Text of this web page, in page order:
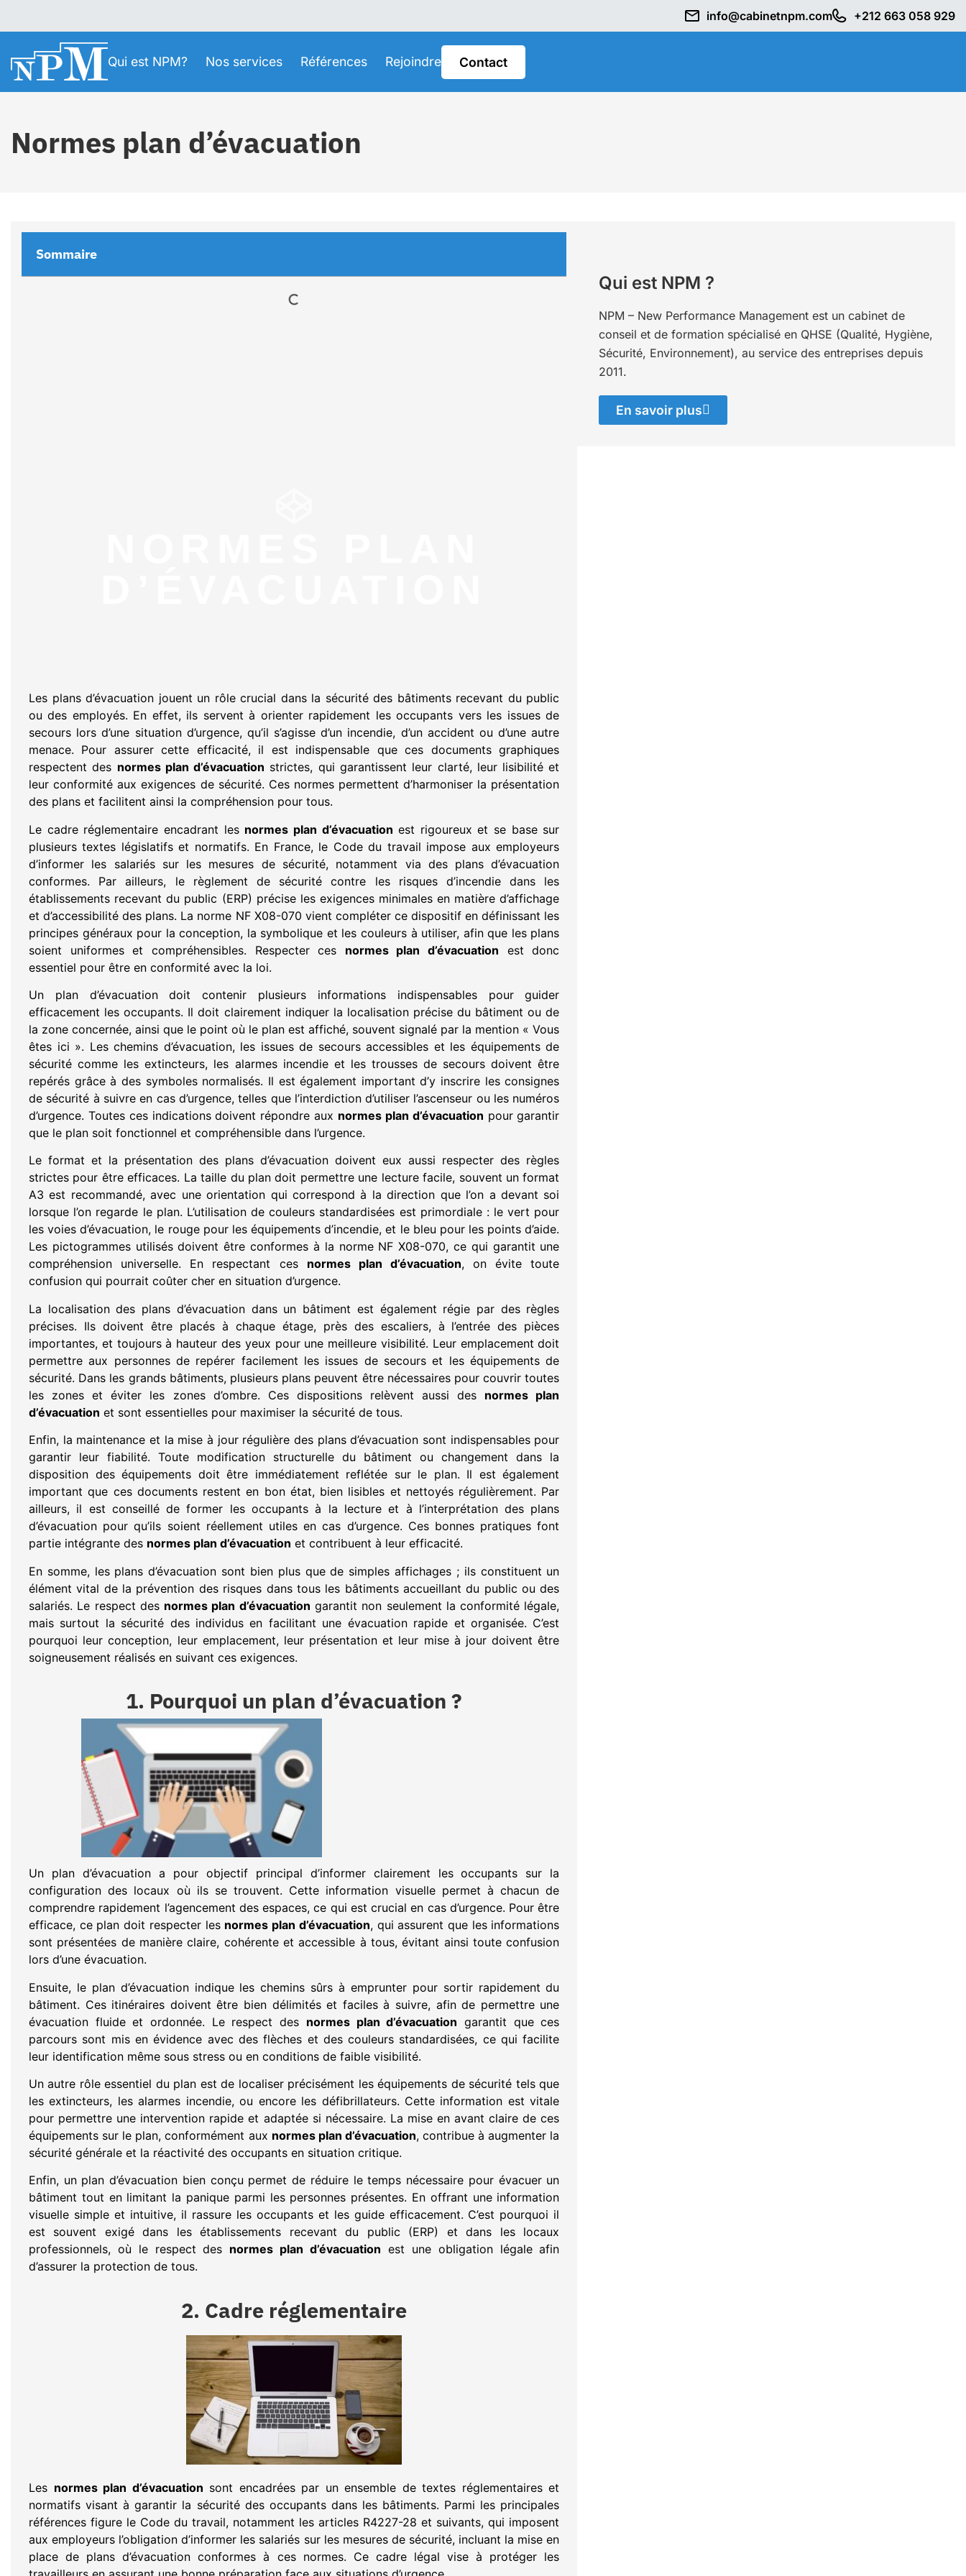
info@cabinetnpm.com +212 663 058 929
Qui est NPM? Nos services Références Rejoindre Contact
Normes plan d’évacuation
Sommaire
Les plans d’évacuation jouent un rôle crucial dans la sécurité des bâtiments recevant du public
ou des employés. En effet, ils servent à orienter rapidement les occupants vers les issues de
secours lors d’une situation d’urgence, qu’il s’agisse d’un incendie, d’un accident ou d’une autre
menace. Pour assurer cette efficacité, il est indispensable que ces documents graphiques
respectent des normes plan d’évacuation strictes, qui garantissent leur clarté, leur lisibilité et
leur conformité aux exigences de sécurité. Ces normes permettent d’harmoniser la présentation
des plans et facilitent ainsi la compréhension pour tous.
Le cadre réglementaire encadrant les normes plan d’évacuation est rigoureux et se base sur
plusieurs textes législatifs et normatifs. En France, le Code du travail impose aux employeurs
d’informer les salariés sur les mesures de sécurité, notamment via des plans d’évacuation
conformes. Par ailleurs, le règlement de sécurité contre les risques d’incendie dans les
établissements recevant du public (ERP) précise les exigences minimales en matière d’affichage
et d’accessibilité des plans. La norme NF X08-070 vient compléter ce dispositif en définissant les
principes généraux pour la conception, la symbolique et les couleurs à utiliser, afin que les plans
soient uniformes et compréhensibles. Respecter ces normes plan d’évacuation est donc
essentiel pour être en conformité avec la loi.
Un plan d’évacuation doit contenir plusieurs informations indispensables pour guider
efficacement les occupants. Il doit clairement indiquer la localisation précise du bâtiment ou de
la zone concernée, ainsi que le point où le plan est affiché, souvent signalé par la mention « Vous
êtes ici ». Les chemins d’évacuation, les issues de secours accessibles et les équipements de
sécurité comme les extincteurs, les alarmes incendie et les trousses de secours doivent être
repérés grâce à des symboles normalisés. Il est également important d’y inscrire les consignes
de sécurité à suivre en cas d’urgence, telles que l’interdiction d’utiliser l’ascenseur ou les numéros
d’urgence. Toutes ces indications doivent répondre aux normes plan d’évacuation pour garantir
que le plan soit fonctionnel et compréhensible dans l’urgence.
Le format et la présentation des plans d’évacuation doivent eux aussi respecter des règles
strictes pour être efficaces. La taille du plan doit permettre une lecture facile, souvent un format
A3 est recommandé, avec une orientation qui correspond à la direction que l’on a devant soi
lorsque l’on regarde le plan. L’utilisation de couleurs standardisées est primordiale : le vert pour
les voies d’évacuation, le rouge pour les équipements d’incendie, et le bleu pour les points d’aide.
Les pictogrammes utilisés doivent être conformes à la norme NF X08-070, ce qui garantit une
compréhension universelle. En respectant ces normes plan d’évacuation, on évite toute
confusion qui pourrait coûter cher en situation d’urgence.
La localisation des plans d’évacuation dans un bâtiment est également régie par des règles
précises. Ils doivent être placés à chaque étage, près des escaliers, à l’entrée des pièces
importantes, et toujours à hauteur des yeux pour une meilleure visibilité. Leur emplacement doit
permettre aux personnes de repérer facilement les issues de secours et les équipements de
sécurité. Dans les grands bâtiments, plusieurs plans peuvent être nécessaires pour couvrir toutes
les zones et éviter les zones d’ombre. Ces dispositions relèvent aussi des normes plan
d’évacuation et sont essentielles pour maximiser la sécurité de tous.
Enfin, la maintenance et la mise à jour régulière des plans d’évacuation sont indispensables pour
garantir leur fiabilité. Toute modification structurelle du bâtiment ou changement dans la
disposition des équipements doit être immédiatement reflétée sur le plan. Il est également
important que ces documents restent en bon état, bien lisibles et nettoyés régulièrement. Par
ailleurs, il est conseillé de former les occupants à la lecture et à l’interprétation des plans
d’évacuation pour qu’ils soient réellement utiles en cas d’urgence. Ces bonnes pratiques font
partie intégrante des normes plan d’évacuation et contribuent à leur efficacité.
En somme, les plans d’évacuation sont bien plus que de simples affichages ; ils constituent un
élément vital de la prévention des risques dans tous les bâtiments accueillant du public ou des
salariés. Le respect des normes plan d’évacuation garantit non seulement la conformité légale,
mais surtout la sécurité des individus en facilitant une évacuation rapide et organisée. C’est
pourquoi leur conception, leur emplacement, leur présentation et leur mise à jour doivent être
soigneusement réalisés en suivant ces exigences.
1. Pourquoi un plan d’évacuation ?
Un plan d’évacuation a pour objectif principal d’informer clairement les occupants sur la
configuration des locaux où ils se trouvent. Cette information visuelle permet à chacun de
comprendre rapidement l’agencement des espaces, ce qui est crucial en cas d’urgence. Pour être
efficace, ce plan doit respecter les normes plan d’évacuation, qui assurent que les informations
sont présentées de manière claire, cohérente et accessible à tous, évitant ainsi toute confusion
lors d’une évacuation.
Ensuite, le plan d’évacuation indique les chemins sûrs à emprunter pour sortir rapidement du
bâtiment. Ces itinéraires doivent être bien délimités et faciles à suivre, afin de permettre une
évacuation fluide et ordonnée. Le respect des normes plan d’évacuation garantit que ces
parcours sont mis en évidence avec des flèches et des couleurs standardisées, ce qui facilite
leur identification même sous stress ou en conditions de faible visibilité.
Un autre rôle essentiel du plan est de localiser précisément les équipements de sécurité tels que
les extincteurs, les alarmes incendie, ou encore les défibrillateurs. Cette information est vitale
pour permettre une intervention rapide et adaptée si nécessaire. La mise en avant claire de ces
équipements sur le plan, conformément aux normes plan d’évacuation, contribue à augmenter la
sécurité générale et la réactivité des occupants en situation critique.
Enfin, un plan d’évacuation bien conçu permet de réduire le temps nécessaire pour évacuer un
bâtiment tout en limitant la panique parmi les personnes présentes. En offrant une information
visuelle simple et intuitive, il rassure les occupants et les guide efficacement. C’est pourquoi il
est souvent exigé dans les établissements recevant du public (ERP) et dans les locaux
professionnels, où le respect des normes plan d’évacuation est une obligation légale afin
d’assurer la protection de tous.
2. Cadre réglementaire
Les normes plan d’évacuation sont encadrées par un ensemble de textes réglementaires et
normatifs visant à garantir la sécurité des occupants dans les bâtiments. Parmi les principales
références figure le Code du travail, notamment les articles R4227-28 et suivants, qui imposent
aux employeurs l’obligation d’informer les salariés sur les mesures de sécurité, incluant la mise en
place de plans d’évacuation conformes à ces normes. Ce cadre légal vise à protéger les
Qui est NPM ?
NPM – New Performance Management est un cabinet de
conseil et de formation spécialisé en QHSE (Qualité, Hygiène,
Sécurité, Environnement), au service des entreprises depuis
2011.
En savoir plus